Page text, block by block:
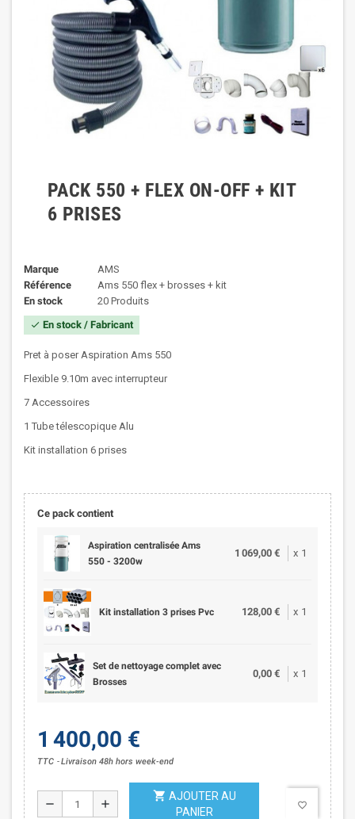
PACK 550 + FLEX ON-OFF + KIT
6 PRISES
Marque
AMS
Référence
Ams 550 flex + brosses + kit
En stock
20 Produits
check En stock / Fabricant
Pret à poser Aspiration Ams 550
Flexible 9.10m avec interrupteur
7 Accessoires
1 Tube télescopique Alu
Kit installation 6 prises
Ce pack contient
Aspiration centralisée Ams
550 - 3200w
1 069,00 € x 1
Kit installation 3 prises Pvc 128,00 € x 1
Set de nettoyage complet avec
Brosses
0,00 € x 1
1 400,00 €
TTC Livraison 48h hors week-end
remove add
shopping_cart AJOUTER AU
PANIER
favorite_border